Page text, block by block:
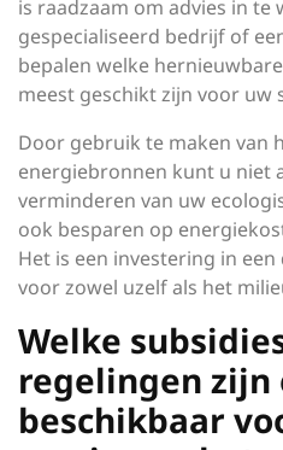
is raadzaam om advies in te
gespecialiseerd bedrijf of
bepalen welke
meest geschikt zijn voor uw
Door gebruik te maken van
energiebronnen kunt u niet
verminderen van uw
ook besparen op
Het is een investering in
voor zowel uzelf als het
Welke
regelingen zijn
beschikbaar